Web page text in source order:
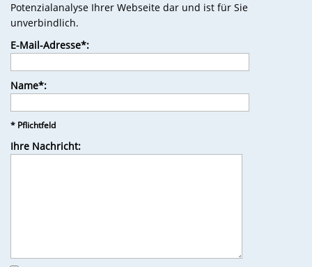
Potenzialanalyse Ihrer Webseite dar und ist für Sie
unverbindlich.
E-Mail-Adresse*:
Name*:
* Pflichtfeld
Ihre Nachricht: